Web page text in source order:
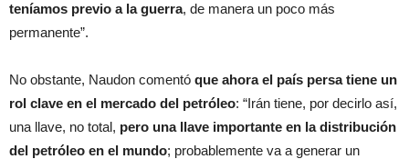
teníamos previo a la guerra, de manera un poco más
permanente”.
No obstante, Naudon comentó que ahora el país persa tiene un
rol clave en el mercado del petróleo: “Irán tiene, por decirlo así,
una llave, no total, pero una llave importante en la distribución
del petróleo en el mundo; probablemente va a generar un